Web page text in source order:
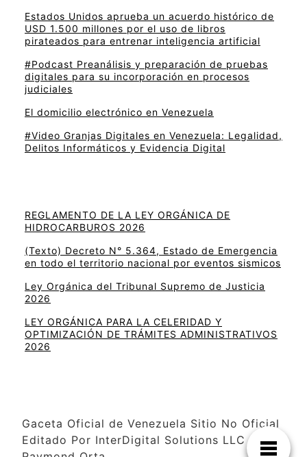
Estados Unidos aprueba un acuerdo histórico de
USD 1.500 millones por el uso de libros
pirateados para entrenar inteligencia artificial
#Podcast Preanálisis y preparación de pruebas
digitales para su incorporación en procesos
judiciales
El domicilio electrónico en Venezuela
#Video Granjas Digitales en Venezuela: Legalidad,
Delitos Informáticos y Evidencia Digital
REGLAMENTO DE LA LEY ORGÁNICA DE
HIDROCARBUROS 2026
(Texto) Decreto N° 5.364, Estado de Emergencia
en todo el territorio nacional por eventos sismicos
Ley Orgánica del Tribunal Supremo de Justicia
2026
LEY ORGÁNICA PARA LA CELERIDAD Y
OPTIMIZACIÓN DE TRÁMITES ADMINISTRATIVOS
2026
Gaceta Oficial de Venezuela Sitio No Oficial
Editado Por InterDigital Solutions LLC –